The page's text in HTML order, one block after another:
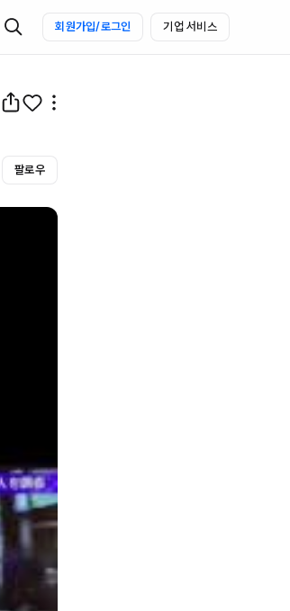
회원가입/로그인 기업 서비스
팔로우